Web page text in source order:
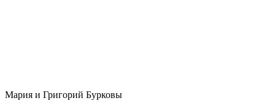
Мария и Григорий Бурковы